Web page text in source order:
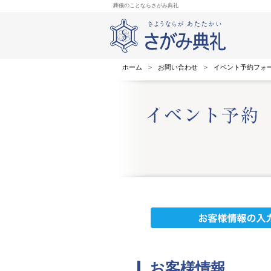
葬儀のことならさがみ典礼
ホーム > お問い合わせ > イベント予約フォ